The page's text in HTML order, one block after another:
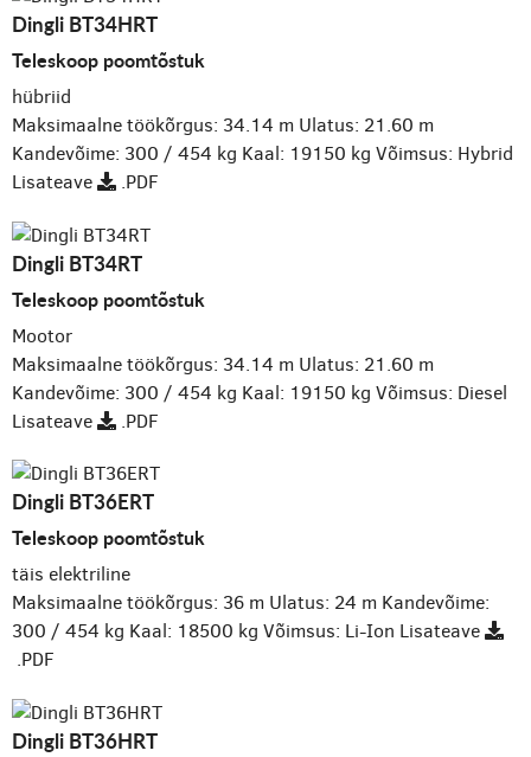
Dingli BT34HRT
Teleskoop poomtõstuk
hübriid
Maksimaalne töökõrgus: 34.14 m Ulatus: 21.60 m
Kandevõime: 300 / 454 kg Kaal: 19150 kg Võimsus: Hybrid
Lisateave
.PDF
Dingli BT34RT
Teleskoop poomtõstuk
Mootor
Maksimaalne töökõrgus: 34.14 m Ulatus: 21.60 m
Kandevõime: 300 / 454 kg Kaal: 19150 kg Võimsus: Diesel
Lisateave
.PDF
Dingli BT36ERT
Teleskoop poomtõstuk
täis elektriline
Maksimaalne töökõrgus: 36 m Ulatus: 24 m Kandevõime:
300 / 454 kg Kaal: 18500 kg Võimsus: Li-Ion Lisateave
.PDF
Dingli BT36HRT